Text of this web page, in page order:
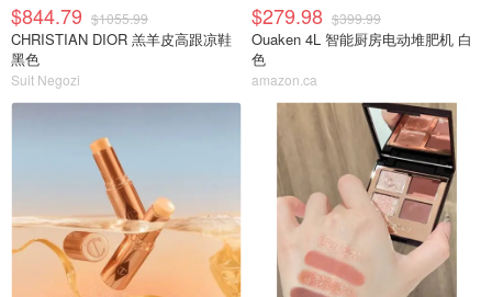
$844.79 $1055.99
CHRISTIAN DIOR 羔羊皮高跟凉鞋
黑色
Suit Negozi
$279.98 $399.99
Ouaken 4L 智能厨房电动堆肥机 白
色
amazon.ca